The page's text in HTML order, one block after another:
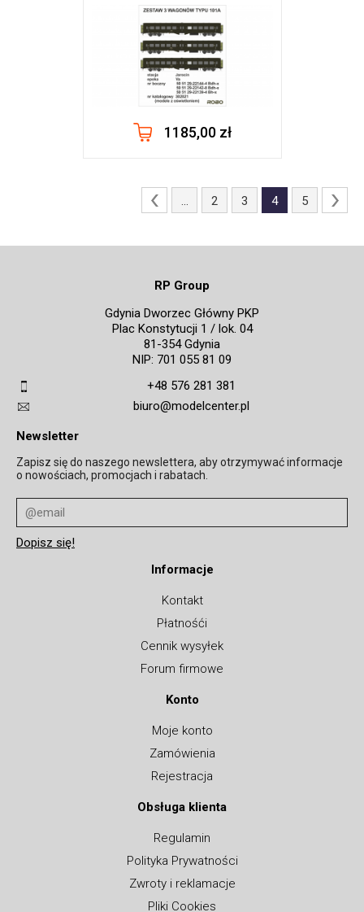
1185,00 zł
... 2 3 4 5
RP Group
Gdynia Dworzec Główny PKP
Plac Konstytucji 1 / lok. 04
81-354 Gdynia
NIP: 701 055 81 09
+48 576 281 381
biuro@modelcenter.pl
Informacje
Kontakt
Płatnośći
Cennik wysyłek
Forum firmowe
Konto
Moje konto
Zamówienia
Rejestracja
Obsługa klienta
Regulamin
Polityka Prywatności
Zwroty i reklamacje
Pliki Cookies
Newsletter
Zapisz się do naszego newslettera, aby otrzymywać informacje
o nowościach, promocjach i rabatach.